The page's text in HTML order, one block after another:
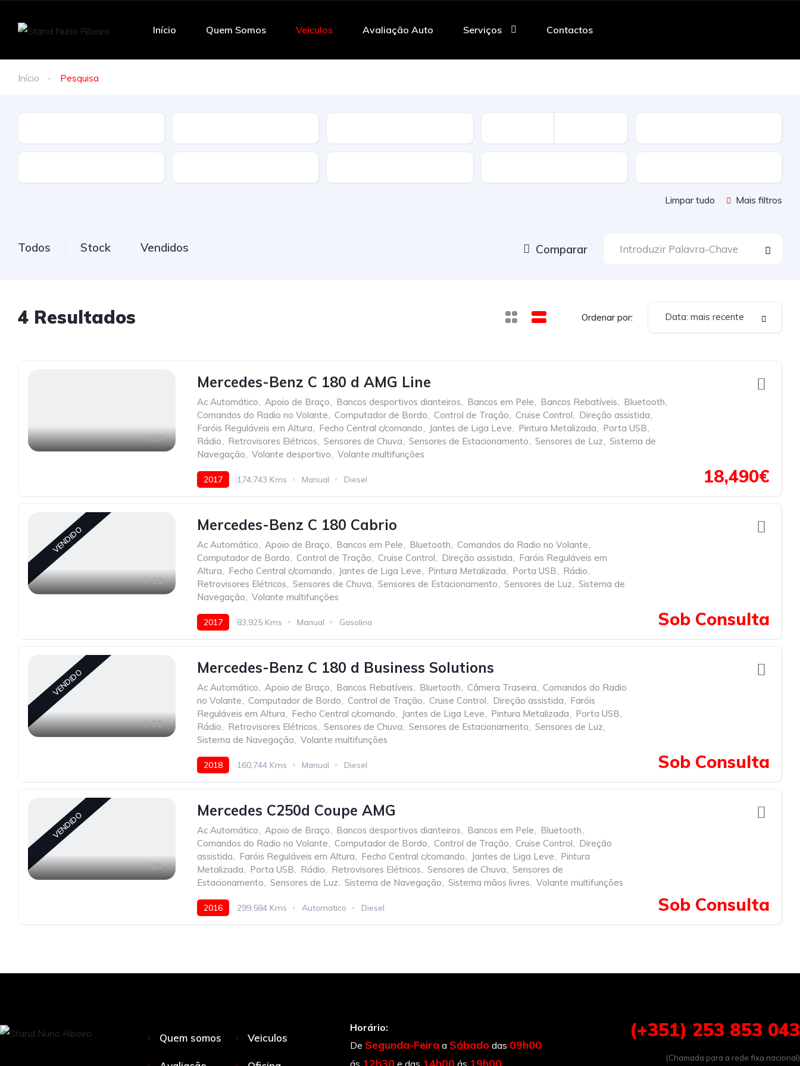
Início Quem Somos Veiculos Avaliação Auto Serviços Contactos
Início Pesquisa
Limpar tudo Mais filtros
Todos Stock Vendidos Comparar
4 Resultados Ordenar por: Data: mais recente
33
Mercedes-Benz C 180 d AMG Line
Ac Automático, Apoio de Braço, Bancos desportivos dianteiros, Bancos em Pele, Bancos Rebatíveis, Bluetooth,
Comandos do Radio no Volante, Computador de Bordo, Control de Tração, Cruise Control, Direção assistida,
Faróis Reguláveis em Altura, Fecho Central c/comando, Jantes de Liga Leve, Pintura Metalizada, Porta USB,
Rádio, Retrovisores Elétricos, Sensores de Chuva, Sensores de Estacionamento, Sensores de Luz, Sistema de
Navegação, Volante desportivo, Volante multifunções
2017 174,743 Kms Manual Diesel 18,490€
VENDIDO
33
Mercedes-Benz C 180 Cabrio
Ac Automático, Apoio de Braço, Bancos em Pele, Bluetooth, Comandos do Radio no Volante,
Computador de Bordo, Control de Tração, Cruise Control, Direção assistida, Faróis Reguláveis em
Altura, Fecho Central c/comando, Jantes de Liga Leve, Pintura Metalizada, Porta USB, Rádio,
Retrovisores Elétricos, Sensores de Chuva, Sensores de Estacionamento, Sensores de Luz, Sistema de
Navegação, Volante multifunções
2017 83,925 Kms Manual Gasolina Sob Consulta
VENDIDO
30
Mercedes-Benz C 180 d Business Solutions
Ac Automático, Apoio de Braço, Bancos Rebatíveis, Bluetooth, Câmera Traseira, Comandos do Radio
no Volante, Computador de Bordo, Control de Tração, Cruise Control, Direção assistida, Faróis
Reguláveis em Altura, Fecho Central c/comando, Jantes de Liga Leve, Pintura Metalizada, Porta USB,
Rádio, Retrovisores Elétricos, Sensores de Chuva, Sensores de Estacionamento, Sensores de Luz,
Sistema de Navegação, Volante multifunções
2018 160,744 Kms Manual Diesel Sob Consulta
VENDIDO
24
Mercedes C250d Coupe AMG
Ac Automático, Apoio de Braço, Bancos desportivos dianteiros, Bancos em Pele, Bluetooth,
Comandos do Radio no Volante, Computador de Bordo, Control de Tração, Cruise Control, Direção
assistida, Faróis Reguláveis em Altura, Fecho Central c/comando, Jantes de Liga Leve, Pintura
Metalizada, Porta USB, Rádio, Retrovisores Elétricos, Sensores de Chuva, Sensores de
Estacionamento, Sensores de Luz, Sistema de Navegação, Sistema mãos livres, Volante multifunções
2016 299,584 Kms Automatico Diesel Sob Consulta
Quem somos Veiculos
Horário:
De Segunda-Feiraa Sábado das 09h00
ás e das ás
(+351) 253 853 043
(Chamada para a rede fixa nacional)